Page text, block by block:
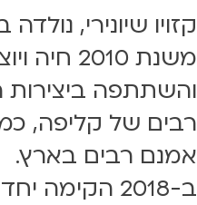
והשתתפה
אמנם רבים בארץ.
ב-2018 הקימה יחד עם דרור ליברמן את take down במסגרתו יצרו את log out ואת blue balls